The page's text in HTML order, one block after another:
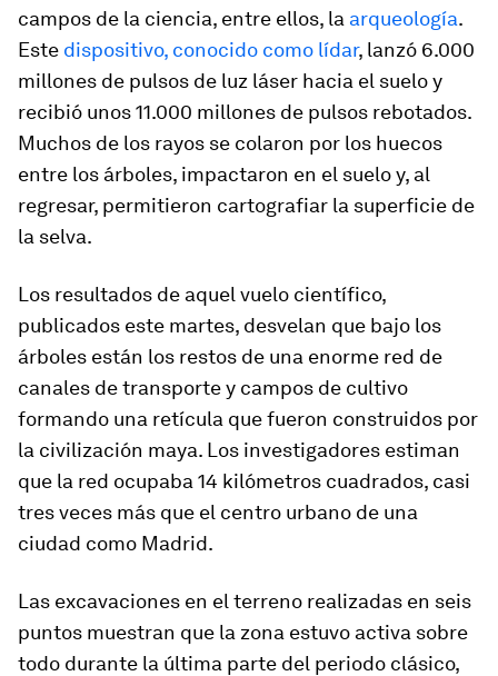
campos de la ciencia, entre ellos, la arqueología.
Este dispositivo, conocido como lídar, lanzó 6.000
millones de pulsos de luz láser hacia el suelo y
recibió unos 11.000 millones de pulsos rebotados.
Muchos de los rayos se colaron por los huecos
entre los árboles, impactaron en el suelo y, al
regresar, permitieron cartografiar la superficie de
la selva.
Los resultados de aquel vuelo científico,
publicados este martes, desvelan que bajo los
árboles están los restos de una enorme red de
canales de transporte y campos de cultivo
formando una retícula que fueron construidos por
la civilización maya. Los investigadores estiman
que la red ocupaba 14 kilómetros cuadrados, casi
tres veces más que el centro urbano de una
ciudad como Madrid.
Las excavaciones en el terreno realizadas en seis
puntos muestran que la zona estuvo activa sobre
todo durante la última parte del periodo clásico,